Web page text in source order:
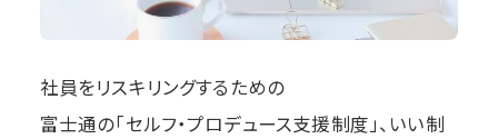
社員をリスキリングするための
富士通の「セルフ・プロデュース支援制度」、いい制